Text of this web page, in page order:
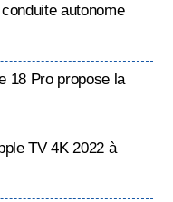
autonome
18 Pro propose la
TV 4K 2022 à